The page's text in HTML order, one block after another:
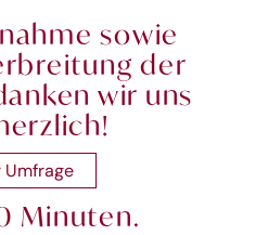
sowie
der
wir uns
Umfrage
Minuten.